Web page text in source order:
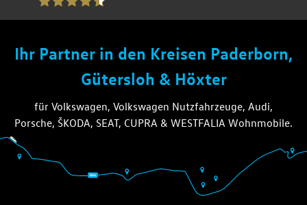
Ihr Partner in den Kreisen Paderborn,
Gütersloh & Höxter
für Volkswagen, Volkswagen Nutzfahrzeuge, Audi,
Porsche, ŠKODA, SEAT, CUPRA & WESTFALIA Wohnmobile.